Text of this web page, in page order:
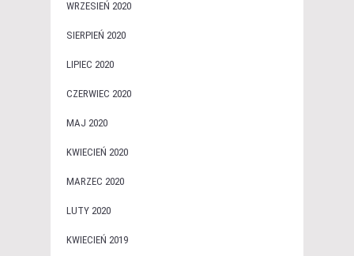
WRZESIEŃ 2020
SIERPIEŃ 2020
LIPIEC 2020
CZERWIEC 2020
MAJ 2020
KWIECIEŃ 2020
MARZEC 2020
LUTY 2020
KWIECIEŃ 2019